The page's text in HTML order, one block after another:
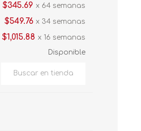
$345.69 x 64 semanas
$549.76 x 34 semanas
$1,015.88 x 16 semanas
Disponible